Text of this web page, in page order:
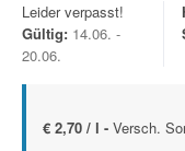
Leider verpasst!
Gültig: 14.06. -
20.06.
€ 2,70 / l - Versch.